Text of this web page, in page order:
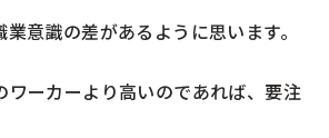
意識の差があるように思います。
ーカーより高いのであれば、要注